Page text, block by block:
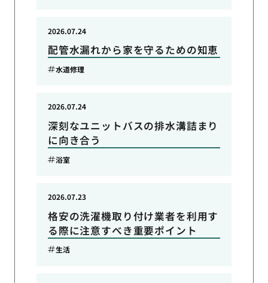
配管水漏れから家を守るための知恵
2026.07.24
水道修理
深刻なユニットバスの排水溝詰まり
に向き合う
2026.07.24
浴室
格安の洗濯機取り付け業者を利用す
る際に注意すべき重要ポイント
2026.07.23
生活